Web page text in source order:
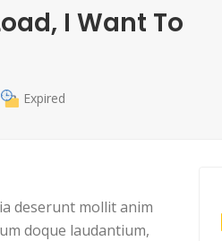
I Want To
Expired
deserunt mollit anim
doque laudantium,